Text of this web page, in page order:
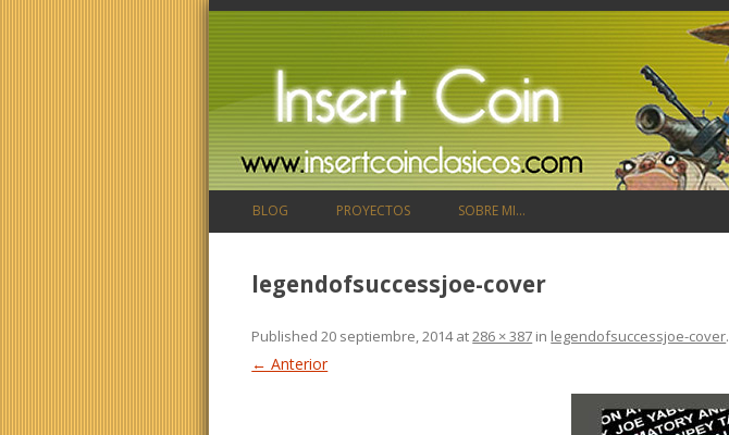
BLOG PROYECTOS SOBRE MI…
legendofsuccessjoe-cover
Published20 septiembre, 2014at286 × 387 in legendofsuccessjoe-cover.
← Anterior